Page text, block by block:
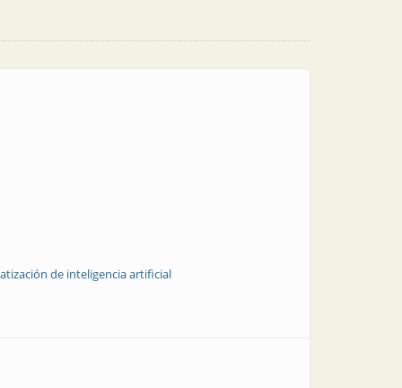
de inteligencia artificial